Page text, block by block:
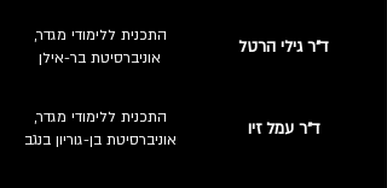
התכנית ללימודי מגדר,
אוניברסיטת בר-אילן
ד"ר גילי הרטל
התכנית ללימודי מגדר,
אוניברסיטת בן-גוריון בנגב
ד"ר עמל זיו